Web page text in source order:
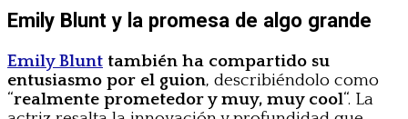
Emily Blunt y la promesa de algo grande
Emily Blunt también ha compartido su
entusiasmo por el guion, describiéndolo como
“realmente prometedor y muy, muy cool“. La